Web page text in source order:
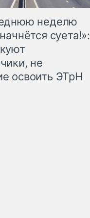
неделю
суета!»:
не
освоить ЭТрН